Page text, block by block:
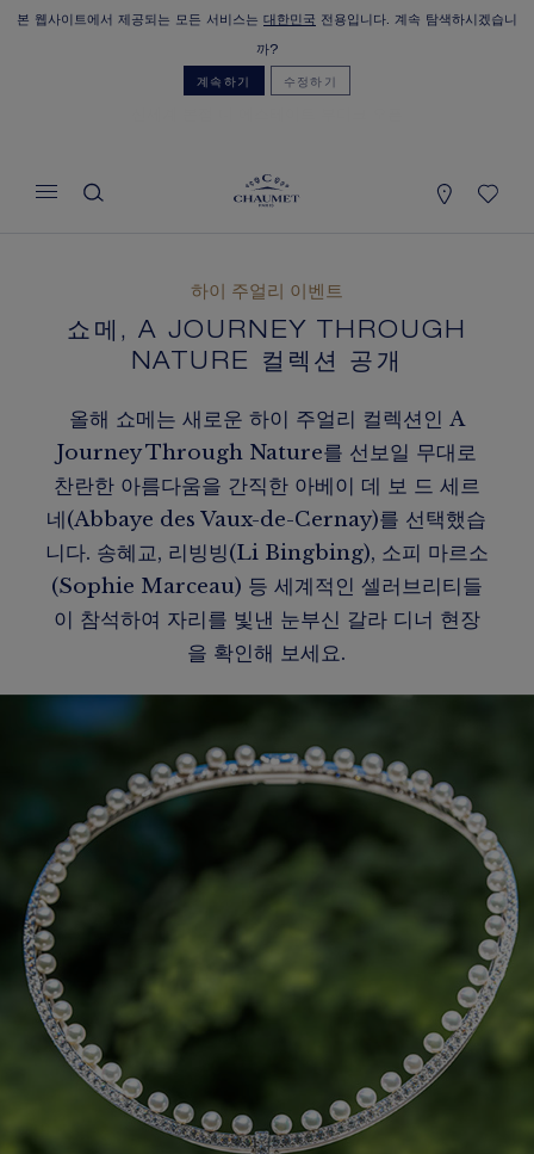
본 웹사이트에서 제공되는 모든 서비스는 대한민국 전용입니다. 계속 탐색하시겠습니
까?
계속하기 수정하기
하이 주얼리 이벤트
쇼메, A JOURNEY THROUGH
NATURE 컬렉션 공개
올해 쇼메는 새로운 하이 주얼리 컬렉션인 A
Journey Through Nature를 선보일 무대로
찬란한 아름다움을 간직한 아베이 데 보 드 세르
네(Abbaye des Vaux-de-Cernay)를 선택했습
니다. 송혜교, 리빙빙(Li Bingbing), 소피 마르소
(Sophie Marceau) 등 세계적인 셀러브리티들
이 참석하여 자리를 빛낸 눈부신 갈라 디너 현장
을 확인해 보세요.